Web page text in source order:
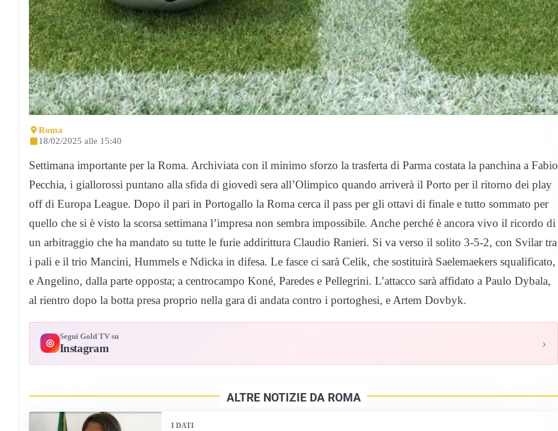
Roma
18/02/2025 alle 15:40
Settimana importante per la Roma. Archiviata con il minimo sforzo la trasferta di Parma costata la panchina a Fabio
Pecchia, i giallorossi puntano alla sfida di giovedì sera all’Olimpico quando arriverà il Porto per il ritorno dei play
off di Europa League. Dopo il pari in Portogallo la Roma cerca il pass per gli ottavi di finale e tutto sommato per
quello che si è visto la scorsa settimana l’impresa non sembra impossibile. Anche perché è ancora vivo il ricordo di
un arbitraggio che ha mandato su tutte le furie addirittura Claudio Ranieri. Si va verso il solito 3-5-2, con Svilar tra
i pali e il trio Mancini, Hummels e Ndicka in difesa. Le fasce ci sarà Celik, che sostituirà Saelemaekers squalificato,
e Angelino, dalla parte opposta; a centrocampo Koné, Paredes e Pellegrini. L’attacco sarà affidato a Paulo Dybala,
al rientro dopo la botta presa proprio nella gara di andata contro i portoghesi, e Artem Dovbyk.
◎
Segui Gold TV su
Instagram ›
ALTRE NOTIZIE DA ROMA
I DATI